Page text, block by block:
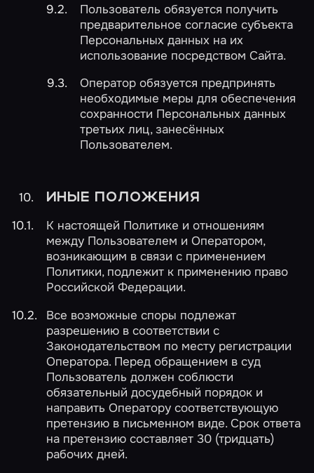
Пользователь обязуется получить
предварительное согласие субъекта
Персональных данных на их
использование посредством Сайта.
Оператор обязуется предпринять
необходимые меры для обеспечения
сохранности Персональных данных
третьих лиц, занесённых
Пользователем.
ИНЫЕ ПОЛОЖЕНИЯ
К настоящей Политике и отношениям
между Пользователем и Оператором,
возникающим в связи с применением
Политики, подлежит к применению право
Российской Федерации.
Все возможные споры подлежат
разрешению в соответствии с
Законодательством по месту регистрации
Оператора. Перед обращением в суд
Пользователь должен соблюсти
обязательный досудебный порядок и
направить Оператору соответствующую
претензию в письменном виде. Срок ответа
на претензию составляет 30 (тридцать)
рабочих дней.